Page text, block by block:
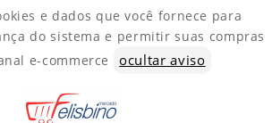
e dados que você fornece para
do sistema e permitir suas compras
e-commerce